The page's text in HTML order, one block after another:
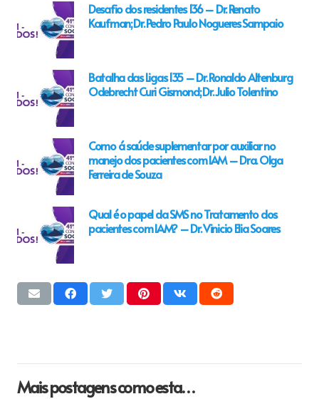
Desafio dos residentes 136 – Dr. Renato
Kaufman; Dr. Pedro Paulo Nogueres Sampaio
Batalha das Ligas 135 – Dr. Ronaldo Altenburg
Odebrecht Curi Gismond; Dr. Julio Tolentino
Como á saúde suplementar por auxiliar no
manejo dos pacientes com IAM – Dra. Olga
Ferreira de Souza
Qual é o papel da SMS no Tratamento dos
pacientes com IAM? – Dr. Vinicio Elia Soares
Mais postagens como esta…